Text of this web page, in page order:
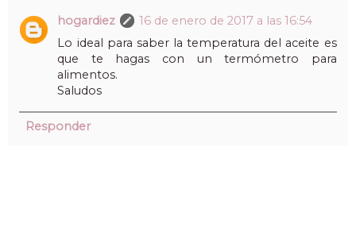
hogardiez
16 de enero de 2017 a las 16:54
Lo ideal para saber la temperatura del aceite es
que te hagas con un termómetro para
alimentos.
Saludos
Responder